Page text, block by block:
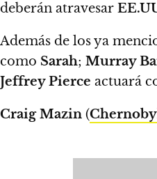
deberán atravesar
Además de los ya
como Sarah; Murray
Jeffrey Pierce actuará
Craig Mazin (